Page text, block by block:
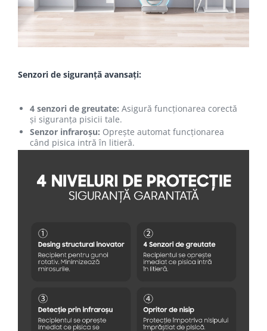
Senzori de siguranță avansați:
4 senzori de greutate: Asigură funcționarea corectă
și siguranța pisicii tale.
Senzor infraroșu: Oprește automat funcționarea
când pisica intră în litieră.